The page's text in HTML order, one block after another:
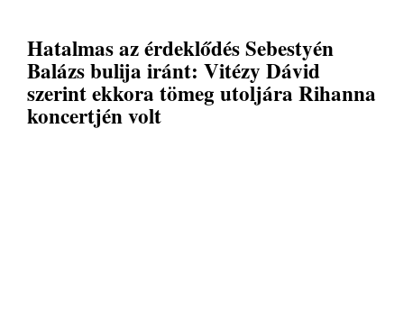
Hatalmas az érdeklődés Sebestyén
Balázs bulija iránt: Vitézy Dávid
szerint ekkora tömeg utoljára Rihanna
koncertjén volt